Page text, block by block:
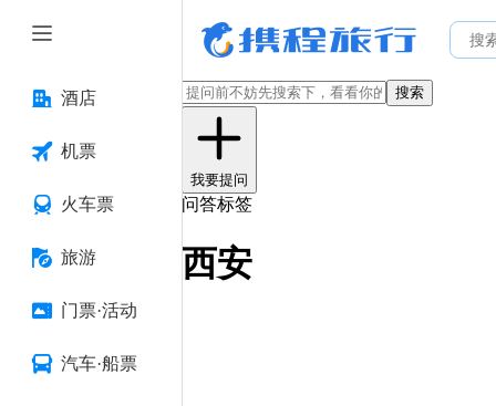
酒店
机票
火车票
旅游
门票·活动
汽车·船票
搜索
我要提问
问答标签
西安